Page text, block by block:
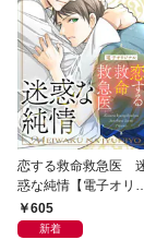
恋する救命救急医
惑な純情【電子オリ
ナル】
605
新着